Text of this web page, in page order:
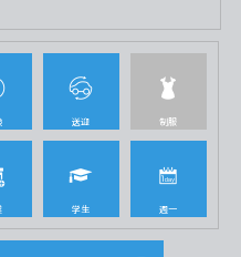
送迎 制服
学生 週一